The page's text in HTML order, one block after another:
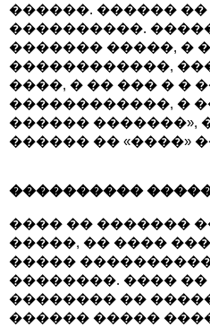
������. ������
����������.
������� �����, �
������������,
����, � �� ��� � �
������������, �
������ �������»,
������ �� «����»
����������
���� �� �������
�����, �� ����
�����
��������. ����
�������� ��
������ �����